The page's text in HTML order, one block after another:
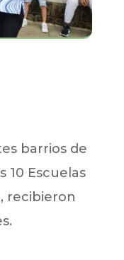
barrios de
10 Escuelas
recibieron